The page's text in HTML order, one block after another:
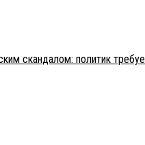
скандалом: политик